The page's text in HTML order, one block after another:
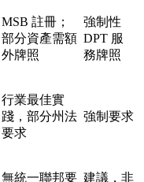
MSB 註冊；
部分資產需額
外牌照
強制性
DPT 服
務牌照
行業最佳實
踐，部分州法
要求
強制要求
無統一聯邦要 建議，非